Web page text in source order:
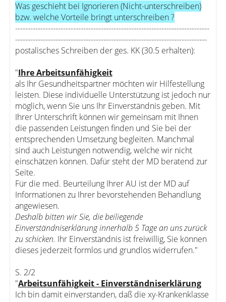
Was geschieht bei Ignorieren (Nicht-unterschreiben)
bzw. welche Vorteile bringt unterschreiben ?
-----------------------------------------------------------------------------
----------------------------------------------------------------------------
postalisches Schreiben der ges. KK (30.5 erhalten):
"Ihre Arbeitsunfähigkeit
als Ihr Gesundheitspartner möchten wir Hilfestellung
leisten. Diese individuelle Unterstützung ist jedoch nur
möglich, wenn Sie uns Ihr Einverständnis geben. Mit
Ihrer Unterschrift können wir gemeinsam mit Ihnen
die passenden Leistungen finden und Sie bei der
entsprechenden Umsetzung begleiten. Manchmal
sind auch Leistungen notwendig, welche wir nicht
einschätzen können. Dafür steht der MD beratend zur
Seite.
Für die med. Beurteilung Ihrer AU ist der MD auf
Informationen zu Ihrer bevorstehenden Behandlung
angewiesen.
Deshalb bitten wir Sie, die beiliegende
Einverständniserklärung innerhalb 5 Tage an uns zurück
zu schicken. Ihr Einverständnis ist freiwillig, Sie können
dieses jederzeit formlos und grundlos widerrufen."
S. 2/2
"Arbeitsunfähigkeit - Einverständniserklärung
Ich bin damit einverstanden, daß die xy-Krankenklasse